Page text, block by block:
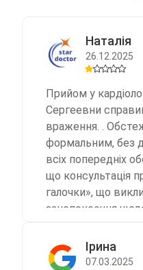
Наталія
26.12.2025
Прийом у
Сергеевни
враження. .
формальним, без
всіх попередніх
що консультація
галочки», що
занепокоєння
оскільки мова
серйозну
Ірина
07.03.2025